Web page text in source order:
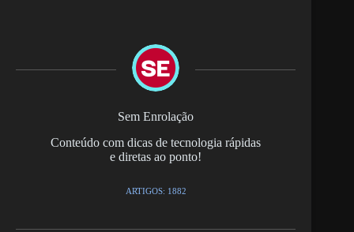
Sem Enrolação
Conteúdo com dicas de tecnologia rápidas
e diretas ao ponto!
ARTIGOS: 1882